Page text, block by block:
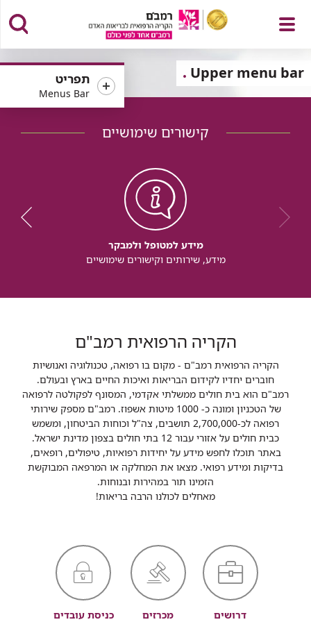
פתח
תפריט
תפריט
Menus Bar
Upper menu bar
קישורים שימושיים
מידע למטופל ולמבקר
מידע, שירותים וקישורים שימושיים
הקריה הרפואית רמב"ם
הקריה הרפואית רמב"ם - מקום בו רפואה, טכנולוגיה ואנושיות
חוברים יחדיו לקידום הבריאות ואיכות החיים בארץ ובעולם.
רמב"ם הוא בית חולים ממשלתי אקדמי, המסונף לפקולטה לרפואה
של הטכניון ומונה כ- 1000 מיטות אשפוז. רמב"ם מספק שירותי
רפואה לכ-2,700,000 תושבים, צה"ל וכוחות הביטחון, ומשמש
כבית חולים על אזורי עבור 12 בתי חולים בצפון מדינת ישראל.
באתר תוכלו לחפש מידע על יחידות רפואיות, טיפולים, רופאים,
בדיקות ומידע רפואי. מצאו את המחלקה או המרפאה המבוקשת
הזמינו תור במהירות ובנוחות.
מאחלים לכולנו הרבה בריאות!
דרושים מכרזים כניסת עובדים